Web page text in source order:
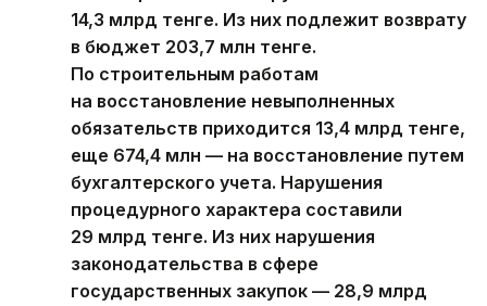
14,3 млрд тенге. Из них подлежит возврату
в бюджет 203,7 млн тенге.
По строительным работам
на восстановление невыполненных
обязательств приходится 13,4 млрд тенге,
еще 674,4 млн — на восстановление путем
бухгалтерского учета. Нарушения
процедурного характера составили
29 млрд тенге. Из них нарушения
законодательства в сфере
государственных закупок — 28,9 млрд